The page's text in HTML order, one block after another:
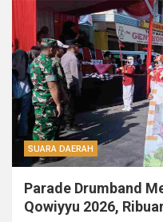
SUARA DAERAH
Parade Drumband
Qowiyyu 2026,